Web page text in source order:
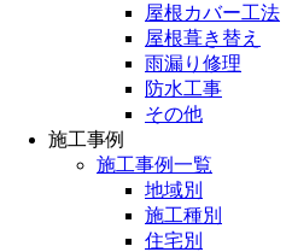
屋根カバー工法
屋根葺き替え
雨漏り修理
防水工事
その他
施工事例
施工事例一覧
地域別
施工種別
住宅別